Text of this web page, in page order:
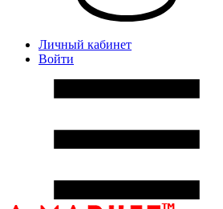
Личный кабинет
Войти